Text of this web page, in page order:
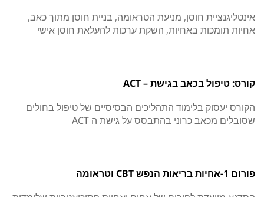
אינטליגנציית חוסן, מניעת הטראומה, בניית חוסן מתוך כאב,
אחיות תומכות באחיות, השקת ערכות להעלאת חוסן אישי
קורס: טיפול בכאב בגישת – ACT
הקורס יעסוק בלימוד התהליכים הבסיסיים של טיפול בחולים
שסובלים מכאב כרוני בהתבסס על גישת ה ACT
פורום 1-אחיות בריאות הנפש CBT וטראומה